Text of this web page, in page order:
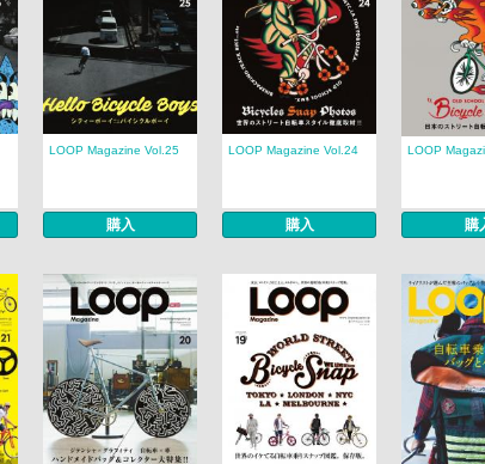
LOOP Magazine Vol.25
購入
LOOP Magazine Vol.24
購入
LOOP
購